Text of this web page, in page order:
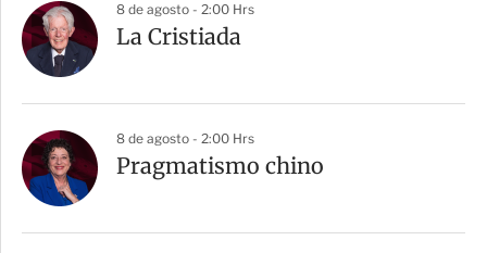
8 de agosto - 2:00 Hrs
La Cristiada
8 de agosto - 2:00 Hrs
Pragmatismo chino